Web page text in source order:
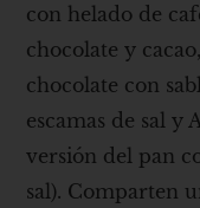
con helado de
chocolate y
chocolate con
escamas de sal y
versión del pan
sal). Comparten